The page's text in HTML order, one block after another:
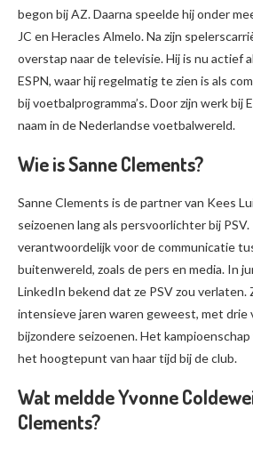
begon bij AZ. Daarna speelde hij onder
JC en Heracles Almelo. Na zijn
overstap naar de televisie. Hij is nu actief
ESPN, waar hij regelmatig te zien is als
bij voetbalprogramma’s. Door zijn werk bij
naam in de Nederlandse voetbalwereld.
Wie is Sanne Clements?
Sanne Clements is de partner van Kees
seizoenen lang als persvoorlichter bij PSV.
verantwoordelijk voor de communicatie
buitenwereld, zoals de pers en media. In
LinkedIn bekend dat ze PSV zou
intensieve jaren waren geweest, met drie
bijzondere seizoenen. Het kampioenschap
het hoogtepunt van haar tijd bij de club.
Wat meldde Yvonne
Clements?